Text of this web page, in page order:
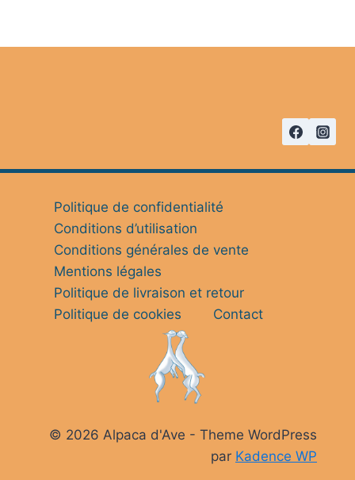
Politique de confidentialité
Conditions d’utilisation
Conditions générales de vente
Mentions légales
Politique de livraison et retour
Politique de cookies
Contact
© 2026 Alpaca d'Ave - Theme WordPress
par Kadence WP